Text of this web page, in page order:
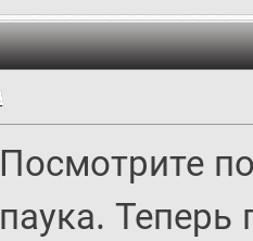
Посмотрите
паука. Теперь